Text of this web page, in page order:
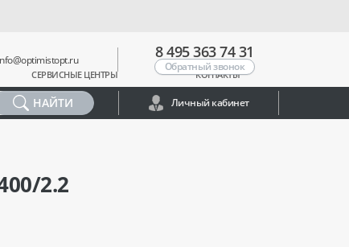
СЕРВИСНЫЕ ЦЕНТРЫ КОНТАКТЫ
8 495 363 74 31
Обратный звонок
НАЙТИ Личный кабинет
2.2